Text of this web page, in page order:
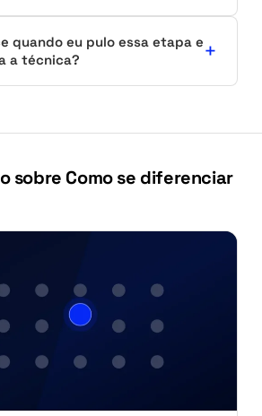
quando eu pulo essa etapa e
a técnica?
sobre Como se diferenciar